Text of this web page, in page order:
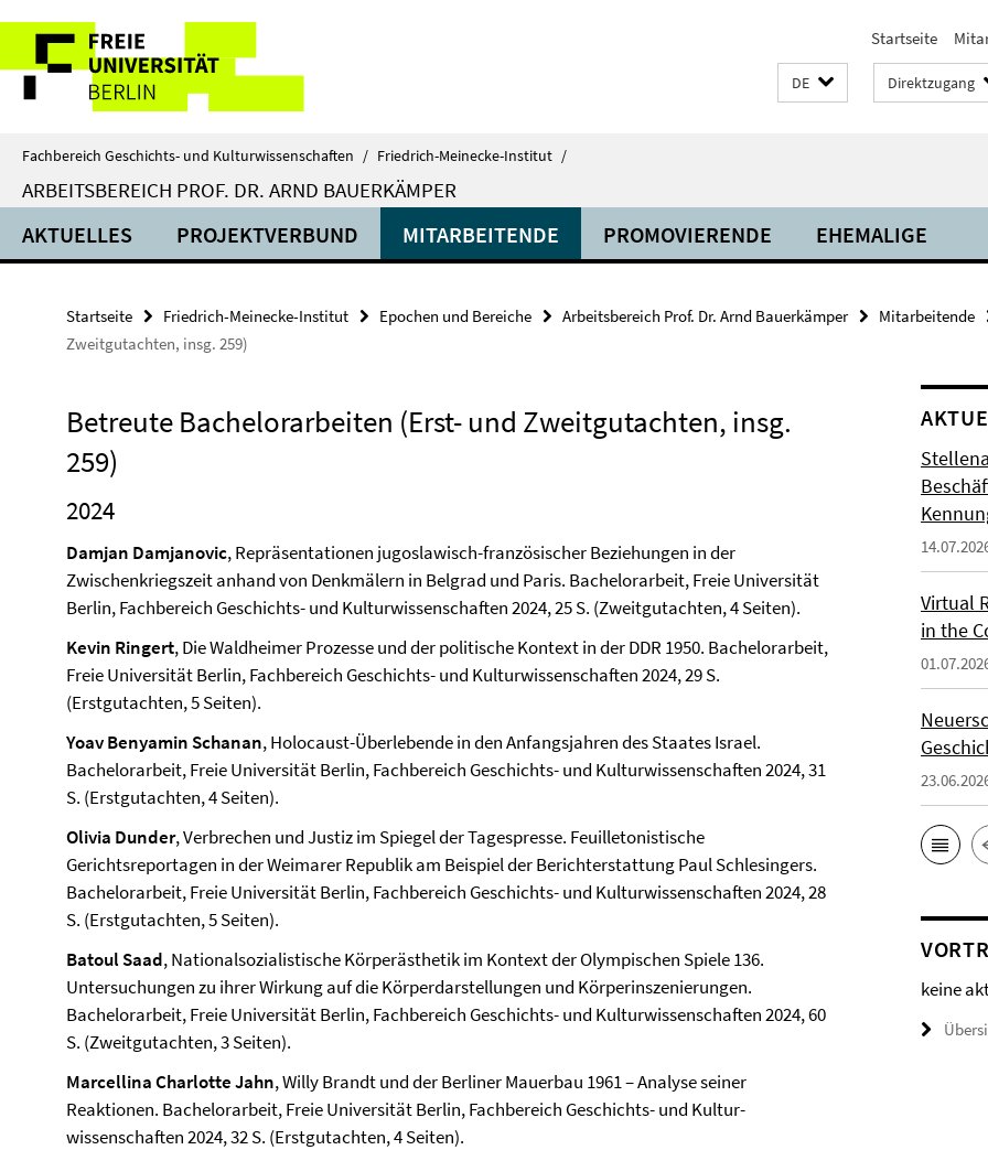
direkt
zu
Inhalt
Service-
Navigation
Startseite
DE Direktzugang
Fachbereich Geschichts- und Kulturwissenschaften / Friedrich-Meinecke-Institut /
ARBEITSBEREICH PROF. DR. ARND BAUERKÄMPER
AKTUELLES PROJEKTVERBUND MITARBEITENDE PROMOVIERENDE EHEMALIGE
Startseite Friedrich-Meinecke-Institut Epochen und Bereiche Arbeitsbereich Prof. Dr. Arnd Bauerkämper Mitarbeitende
Zweitgutachten, insg. 259)
Betreute Bachelorarbeiten (Erst- und Zweitgutachten, insg.
259)
2024
Damjan Damjanovic, Repräsentationen jugoslawisch-französischer Beziehungen in der
Zwischenkriegszeit anhand von Denkmälern in Belgrad und Paris. Bachelorarbeit, Freie Universität
Berlin, Fach­bereich Geschichts- und Kultur­wissenschaften 2024, 25 S. (Zweitgutachten, 4 Seiten).
Kevin Ringert, Die Waldheimer Prozesse und der politische Kontext in der DDR 1950. Bachelorarbeit,
Freie Universität Berlin, Fach­bereich Geschichts- und Kultur­wissenschaften 2024, 29 S.
(Erstgutachten, 5 Seiten).
Yoav Benyamin Schanan, Holocaust-Überlebende in den Anfangsjahren des Staates Israel.
Bachelorarbeit, Freie Universität Berlin, Fach­bereich Geschichts- und Kultur­wissenschaften 2024, 31
S. (Erstgutachten, 4 Seiten).
Olivia Dunder, Verbrechen und Justiz im Spiegel der Tagespresse. Feuilletonistische
Gerichtsreportagen in der Weimarer Republik am Beispiel der Berichterstattung Paul Schlesingers.
Bachelorarbeit, Freie Universität Berlin, Fach­bereich Geschichts- und Kultur­wissenschaften 2024, 28
S. (Erstgutachten, 5 Seiten).
Batoul Saad, Nationalsozialistische Körperästhetik im Kontext der Olympischen Spiele 136.
Untersuchungen zu ihrer Wirkung auf die Körperdarstellungen und Körperinszenierungen.
Bachelorarbeit, Freie Universität Berlin, Fach­bereich Geschichts- und Kultur­wissenschaften 2024, 60
S. (Zweitgutachten, 3 Seiten).
Marcellina Charlotte Jahn, Willy Brandt und der Berliner Mauerbau 1961 – Analyse seiner
Reaktionen. Bachelorarbeit, Freie Universität Berlin, Fach­bereich Geschichts- und Kultur­
wissenschaften 2024, 32 S. (Erstgutachten, 4 Seiten).
Virtual
in the
keine